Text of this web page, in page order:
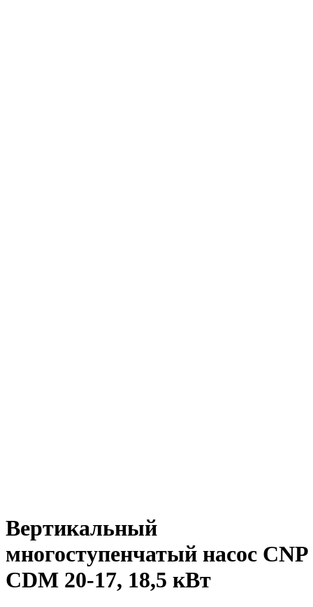
Вертикальный
многоступенчатый насос CNP
CDM 20-17, 18,5 кВт